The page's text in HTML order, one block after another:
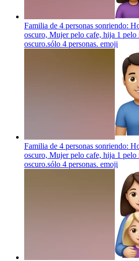
Familia de 4 personas sonriendo:
oscuro, Mujer pelo cafe, hija 1
oscuro.sólo 4 personas. emoji
Familia de 4 personas sonriendo:
oscuro, Mujer pelo cafe, hija 1
oscuro.sólo 4 personas. emoji